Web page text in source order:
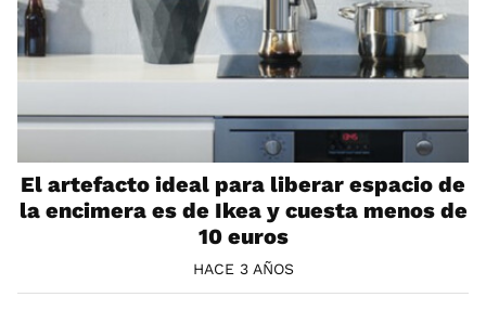
El artefacto ideal para liberar espacio de
la encimera es de Ikea y cuesta menos de
10 euros
HACE 3 AÑOS